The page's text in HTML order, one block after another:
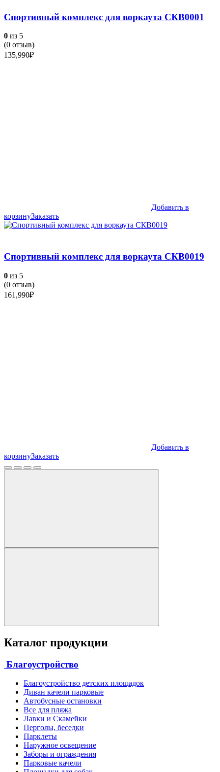
Спортивный комплекс для воркаута СКВ0001
0 из 5
(0 отзыв)
135,990₽
Добавить в
корзинуЗаказать
Спортивный комплекс для воркаута СКВ0019
0 из 5
(0 отзыв)
161,990₽
Добавить в
корзинуЗаказать
Каталог продукции
Благоустройство
Благоустройство детских площадок
Диван качели парковые
Автобусные остановки
Все для пляжа
Лавки и Скамейки
Перголы, беседки
Парклеты
Наружное освещение
Заборы и ограждения
Парковые качели